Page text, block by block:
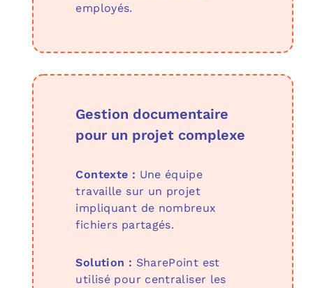
employés.
Gestion documentaire
pour un projet complexe
Contexte : Une équipe
travaille sur un projet
impliquant de nombreux
fichiers partagés.
Solution : SharePoint est
utilisé pour centraliser les